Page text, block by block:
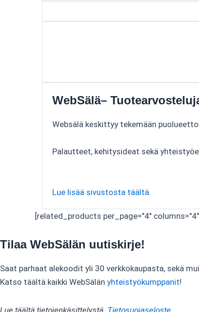
WebSälä–
Websälä keskittyy tekemään
Palautteet, kehitysideat sekä
Lue lisää sivustosta täältä.
[related_products per_page="4"
Tilaa WebSälän uutiskirje!
Saat parhaat alekoodit yli 30 verkkokaupasta, sekä
Katso täältä kaikki WebSälän yhteistyökumppanit!